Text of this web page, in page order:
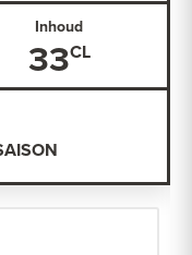
Inhoud
33